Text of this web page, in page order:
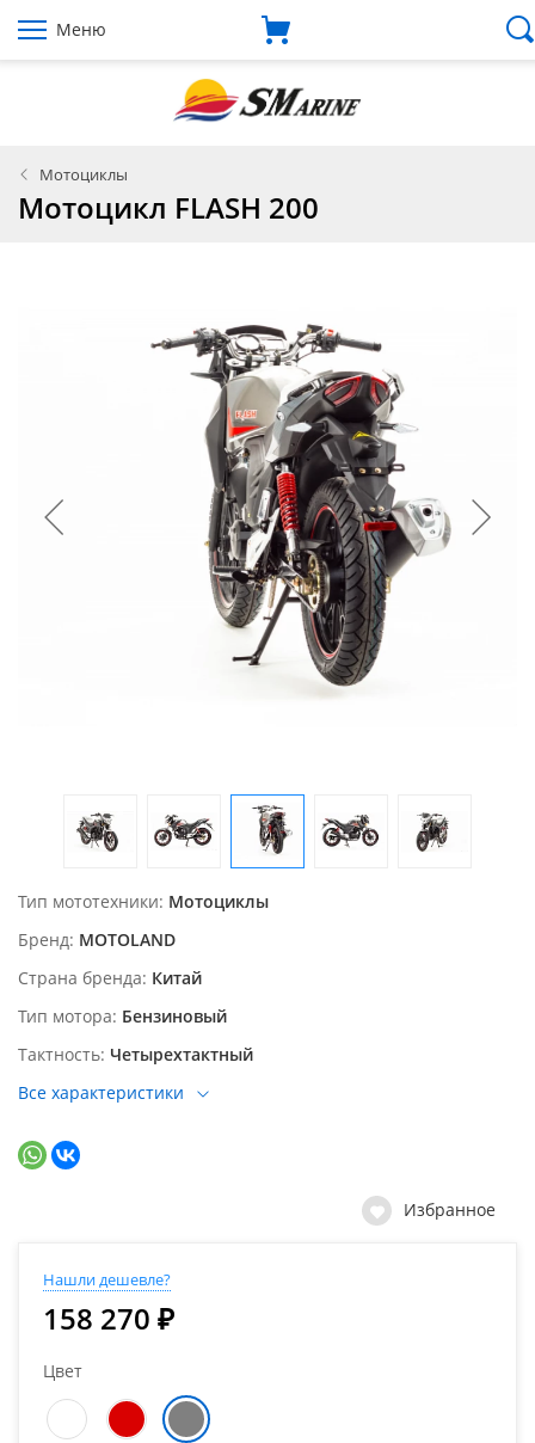
Меню
Мотоциклы
Мотоцикл FLASH 200
Тип мототехники Мотоциклы
Бренд MOTOLAND
Страна бренда Китай
Тип мотора Бензиновый
Тактность Четырехтактный
Все характеристики
Избранное
Нашли дешевле?
158 270 ₽
Цвет